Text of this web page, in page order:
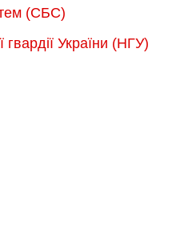
(СБС)
України (НГУ)